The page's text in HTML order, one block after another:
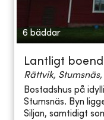
6 bäddar
Lantligt
Rättvik,
Bostadshus på
Stumsnäs. Byn
Siljan, samtidigt